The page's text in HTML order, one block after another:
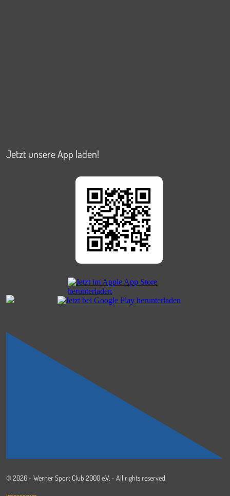
Jetzt unsere App laden!
© 2026 - Werner Sport Club 2000 e.V. - All rights reserved